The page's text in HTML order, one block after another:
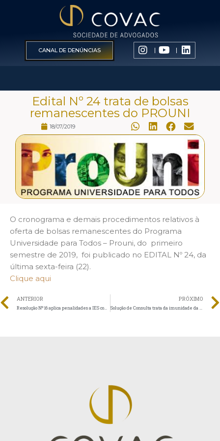
CANAL DE DENÚNCIAS
Edital Nº 24 trata de bolsas
remanescentes do PROUNI
18/07/2019
O cronograma e demais procedimentos relativos à
oferta de bolsas remanescentes do Programa
Universidade para Todos – Prouni, do primeiro
semestre de 2019, foi publicado no EDITAL Nº 24, da
última sexta-feira (22).
Clique aqui
ANTERIOR
Resolução Nº 16 aplica penalidades a IES com ato institucional vencido
PRÓXIMO
Solução de Consulta trata da imunidade da contribuição previdenciária